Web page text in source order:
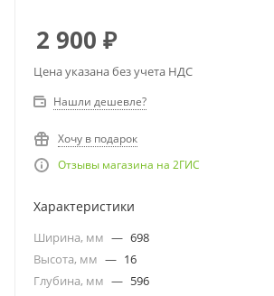
2 900 ₽
Цена указана без учета НДС
Нашли дешевле?
Хочу в подарок
Отзывы магазина на 2ГИС
Характеристики
Ширина, мм — 698
Высота, мм — 16
Глубина, мм — 596